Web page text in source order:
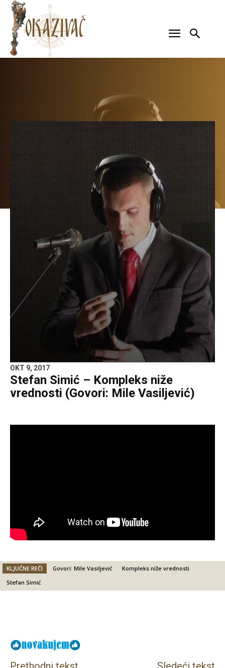
OKT 9, 2017
Stefan Simić – Kompleks niže
vrednosti (Govori: Mile Vasiljević)
KLJUČNE REČI Govori: Mile Vasiljević
Kompleks niže vrednosti
Stefan Simić